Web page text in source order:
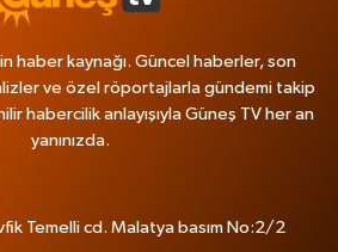
haber kaynağı. Güncel haberler, son
ve özel röportajlarla gündemi takip
habercilik anlayışıyla Güneş TV her an
yanınızda.
Temelli cd. Malatya basım No:2/2